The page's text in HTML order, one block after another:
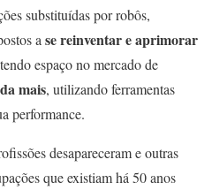
substituídas por robôs,
a se reinventar e aprimorar
espaço no mercado de
mais, utilizando ferramentas
performance.
desapareceram e outras
que existiam há 50 anos